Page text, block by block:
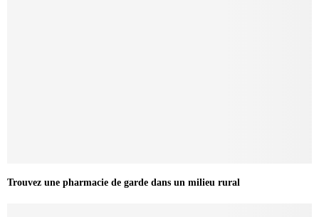
Trouvez une pharmacie de garde dans un milieu rural